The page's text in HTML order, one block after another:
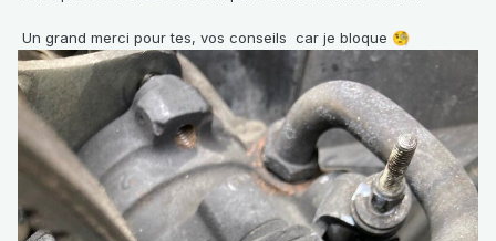
Un grand merci pour tes, vos conseils car je bloque 🧐